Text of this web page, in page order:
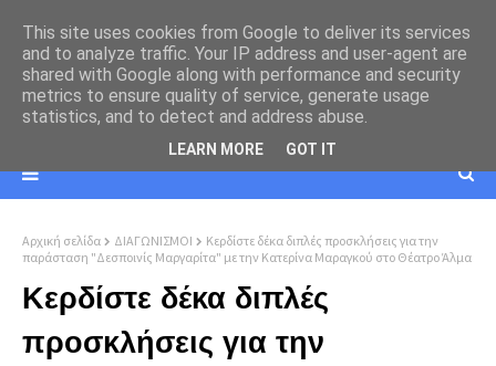
Αρχική σελίδα ΔΙΑΓΩΝΙΣΜΟΙ
Κερδίστε δέκα διπλές προσκλήσεις για την
παράσταση "Δεσποινίς Μαργαρίτα" με την Κατερίνα Μαραγκού στο Θέατρο Άλμα
Κερδίστε δέκα διπλές
προσκλήσεις για την
This site uses cookies from Google to deliver its services
and to analyze traffic. Your IP address and user-agent are
shared with Google along with performance and security
metrics to ensure quality of service, generate usage
statistics, and to detect and address abuse.
LEARN MORE GOT IT